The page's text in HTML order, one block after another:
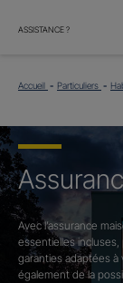
ASSISTANCE ?
Accueil Particuliers
Avec l’assurance
essentielles
garanties adaptées
également de la